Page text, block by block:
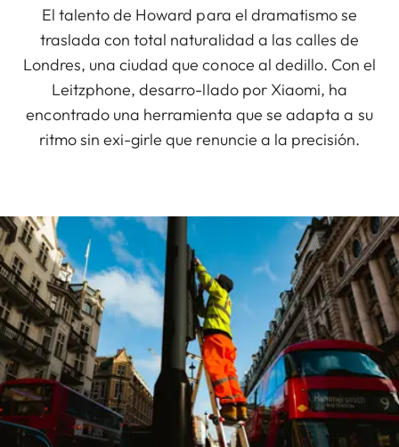
El talento de Howard para el dramatismo se
traslada con total naturalidad a las calles de
Londres, una ciudad que conoce al dedillo. Con el
Leitzphone, desarro-llado por Xiaomi, ha
encontrado una herramienta que se adapta a su
ritmo sin exi-girle que renuncie a la precisión.